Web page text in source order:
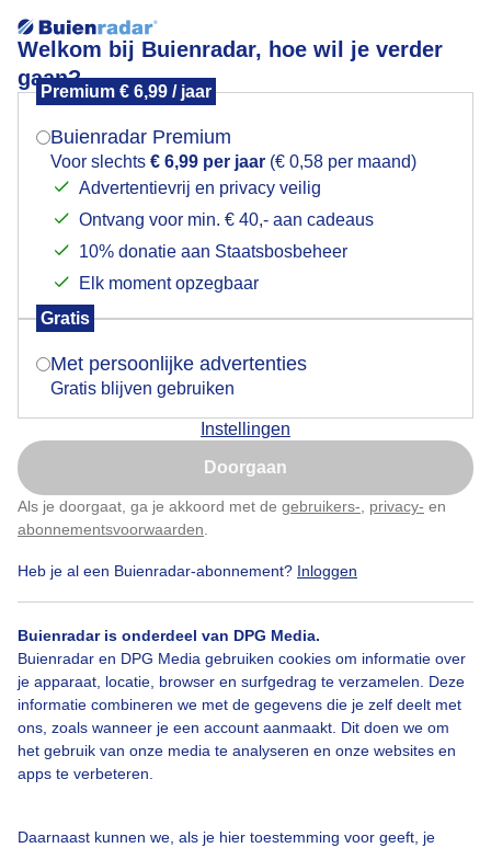
Welkom bij Buienradar, hoe wil je verder
gaan?
Premium € 6,99 / jaar
Buienradar Premium
Voor slechts € 6,99 per jaar (€ 0,58 per maand)
Advertentievrij en privacy veilig
Ontvang voor min. € 40,- aan cadeaus
10% donatie aan Staatsbosbeheer
Elk moment opzegbaar
Gratis
Met persoonlijke advertenties
Gratis blijven gebruiken
Instellingen
Doorgaan
Als je doorgaat, ga je akkoord met de gebruikers- privacy- en
abonnementsvoorwaarden
Heb je al een Buienradar-abonnement? Inloggen
Buienradar is onderdeel van DPG Media.
Buienradar en DPG Media gebruiken cookies om informatie over
je apparaat, locatie, browser en surfgedrag te verzamelen. Deze
informatie combineren we met de gegevens die je zelf deelt met
ons, zoals wanneer je een account aanmaakt. Dit doen we om
het gebruik van onze media te analyseren en onze websites en
apps te verbeteren.
Daarnaast kunnen we, als je hier toestemming voor geeft, je
STRANDZESDAAGSE TEGEN DE WIND IN
Strand6Daagse doet vandaag Noordwijk aan. Van
Hoek van Holland naar Den Helder.
Door: Els Bax Gemaakt: 26-07-2022, 253x bekeken
#strand6daagse Zon Zomer
Bekijk slideshow
Mogen we je locatie gebruiken voor het
Indien je hier nog geen akkoord op hebt gegeven,
verschijnt er zo een pop-up uit je browser waarin
Is goed, toon de popup
Nu niet, misschien later
Klik hierom dit aan te passen